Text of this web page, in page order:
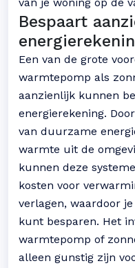
Bespaart
Een van de grote
warmtepomp als
aanzienlijk kunnen
energierekening.
van duurzame
warmte uit de
kunnen deze
kosten voor
verlagen, waardoor
kunt besparen. Het
warmtepomp of
alleen gunstig zijn